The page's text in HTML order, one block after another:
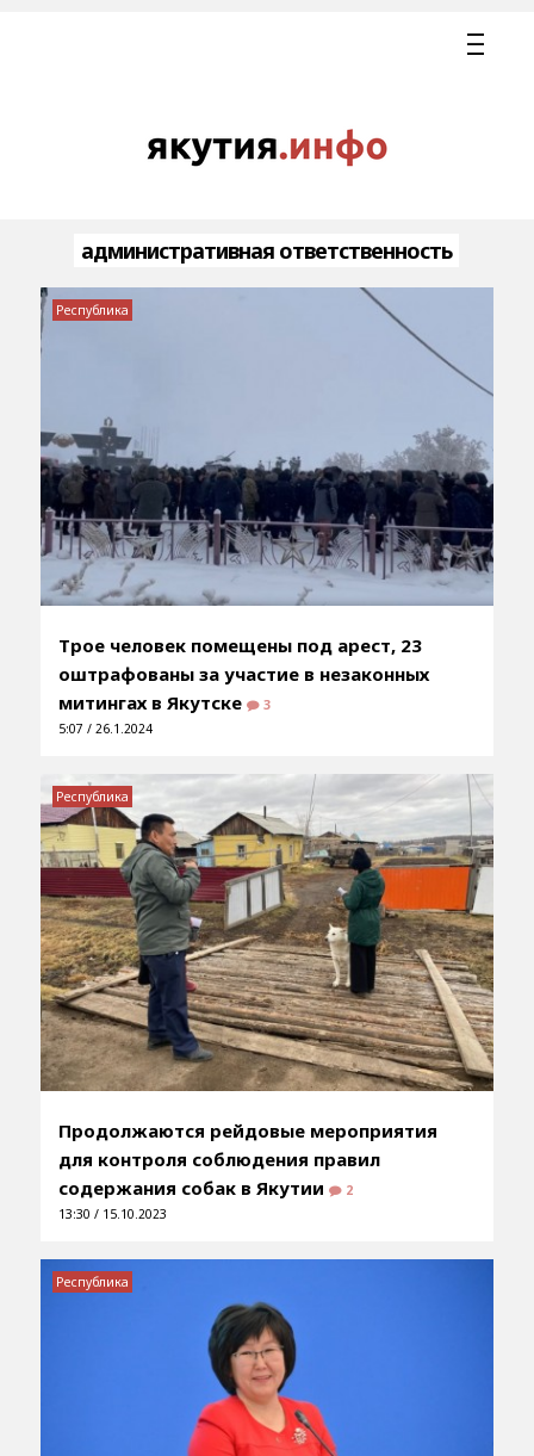
административная ответственность
Трое человек помещены под арест, 23
оштрафованы за участие в незаконных
митингах в Якутске
3
5:07 / 26.1.2024
Республика
Продолжаются рейдовые мероприятия
для контроля соблюдения правил
содержания собак в Якутии
2
13:30 / 15.10.2023
Республика
Республика